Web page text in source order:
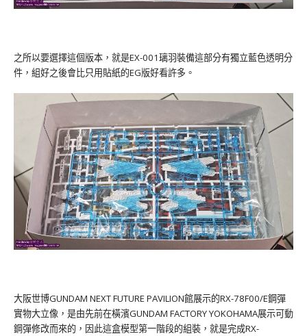
之所以要選擇這個版本，就是EX-001璃羽裝備這部分有獨立藍色透明分
件，組好之後會比只用貼紙的EG版好看許多。
大阪世博GUNDAM NEXT FUTURE PAVILION館展示的RX-78F00/E鋼彈
實物大立像，是由先前在橫濱GUNDAM FACTORY YOKOHAMA展示可動
鋼彈修改而來的，因此這盒模型第一階段的組裝，就是完成RX-